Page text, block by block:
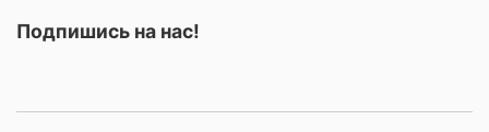
Подпишись на нас!